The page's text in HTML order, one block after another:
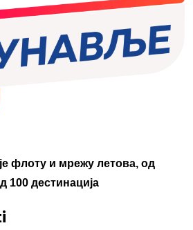
флоту и мрежу летова, од
100 дестинација